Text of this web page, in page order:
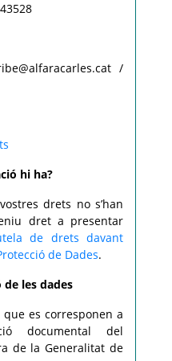
/
hi ha?
drets no s’han
dret a presentar
de drets davant
de Dades.
les dades
que es corresponen a
documental del
de la Generalitat de